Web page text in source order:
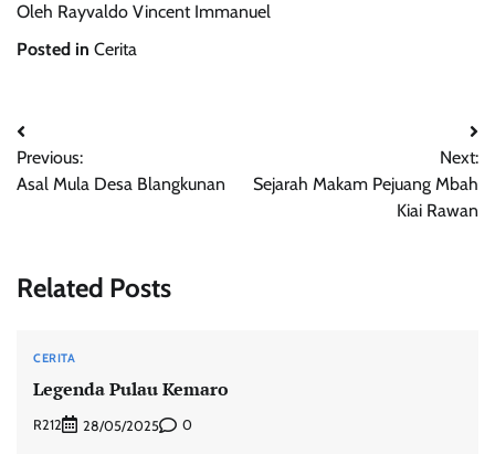
Oleh Rayvaldo Vincent Immanuel
Posted in Cerita
Post
navigation
Previous:
Asal Mula Desa Blangkunan
Next:
Sejarah Makam Pejuang Mbah
Kiai Rawan
Related Posts
CERITA
Legenda Pulau Kemaro
R212 28/05/2025 0